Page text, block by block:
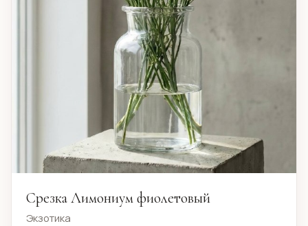
Срезка Лимониум фиолетовый
Экзотика